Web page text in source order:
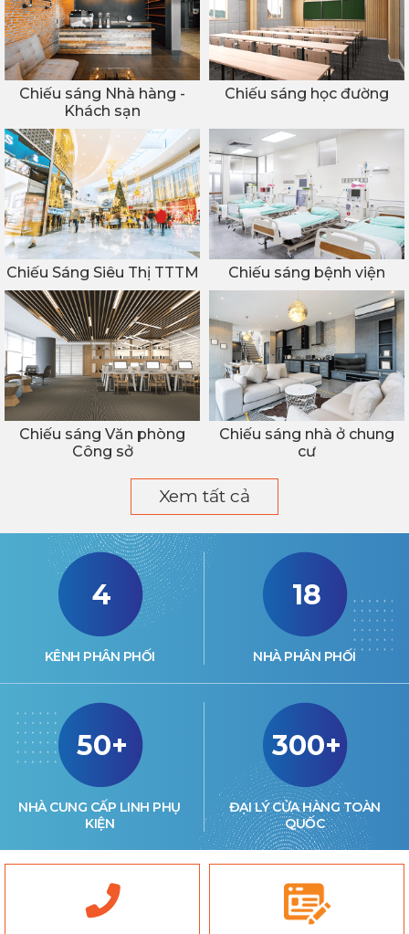
Chiếu sáng Nhà hàng -
Khách sạn
Chiếu sáng học đường
Chiếu Sáng Siêu Thị TTTM Chiếu sáng bệnh viện
Chiếu sáng Văn phòng
Công sở
Chiếu sáng nhà ở chung
cư
Xem tất cả
4
KÊNH PHÂN PHỐI
18
NHÀ PHÂN PHỐI
50+
NHÀ CUNG CẤP LINH PHỤ
KIỆN
300+
ĐẠI LÝ CỬA HÀNG TOÀN
QUỐC